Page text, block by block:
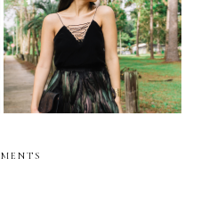
EDITION by Express